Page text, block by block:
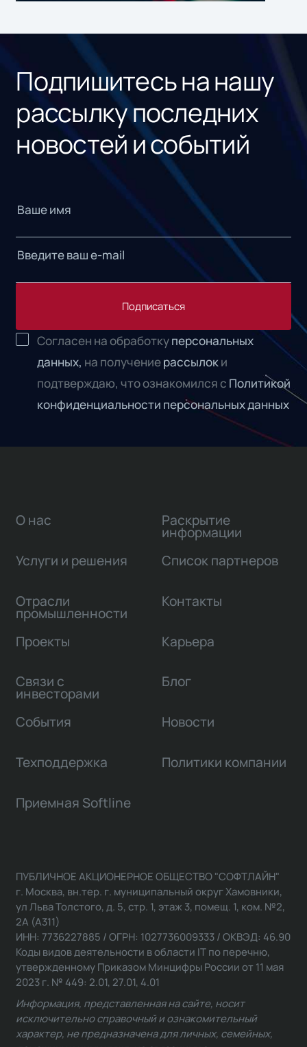
Подпишитесь на нашу
рассылку последних
новостей и событий
Подписаться
Согласен на обработкуперсональных
данных, на получениерассылоки
подтверждаю, что ознакомился с Политикой
конфиденциальности персональных данных
О нас
Услуги и решения
Отрасли
промышленности
Проекты
Связи с
инвесторами
Раскрытие
информации
Список партнеров
Контакты
Карьера
Блог
События Новости
Техподдержка Политики компании
Приемная Softline
ПУБЛИЧНОЕ АКЦИОНЕРНОЕ ОБЩЕСТВО "СОФТЛАЙН"
г. Москва, вн.тер. г. муниципальный округ Хамовники,
ул Льва Толстого, д. 5, стр. 1, этаж 3, помещ. 1, ком. №2,
2А (А311)
ИНН: 7736227885 / ОГРН: 1027736009333 / ОКВЭД: 46.90
Коды видов деятельности в области IT по перечню,
утвержденному Приказом Минцифры России от 11 мая
2023 г. № 449: 2.01, 27.01, 4.01
Информация, представленная на сайте, носит
исключительно справочный и ознакомительный
характер, не предназначена для личных, семейных,